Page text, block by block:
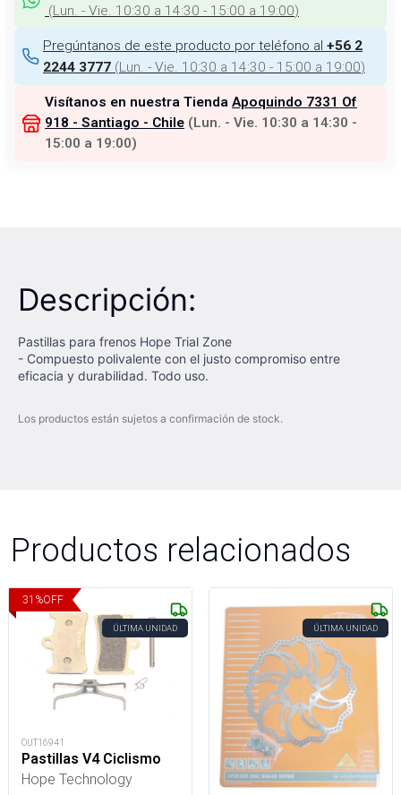
(Lun. - Vie. 10:30 a 14:30 - 15:00 a 19:00)
Pregúntanos de este producto por teléfono al +56 2
2244 3777 (Lun. - Vie. 10:30 a 14:30 - 15:00 a 19:00)
Visítanos en nuestra Tienda Apoquindo 7331 Of
918 - Santiago - Chile (Lun. - Vie. 10:30 a 14:30 -
15:00 a 19:00)
Descripción:
Pastillas para frenos Hope Trial Zone
- Compuesto polivalente con el justo compromiso entre
eficacia y durabilidad. Todo uso.
Los productos están sujetos a confirmación de stock.
Productos relacionados
31 %OFF
ÚLTIMA UNIDAD
OUT16941
Pastillas V4 Ciclismo
Hope Technology
ÚLTIMA UNIDAD